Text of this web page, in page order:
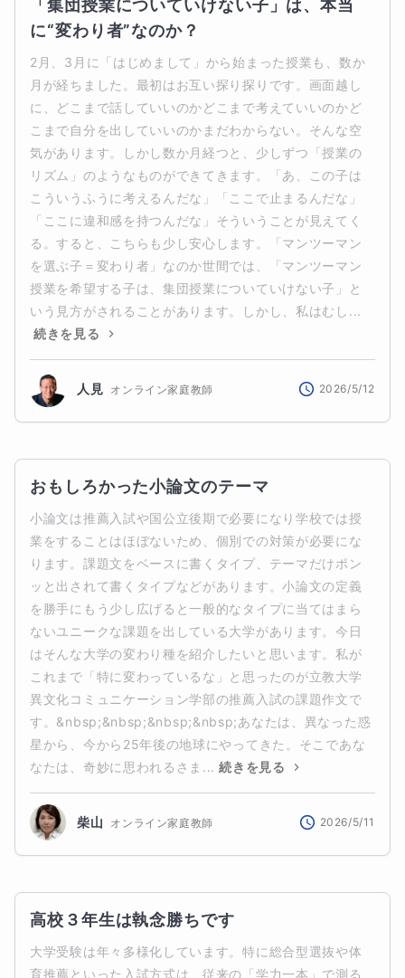
「集団授業についていけない子」は、本当
に“変わり者”なのか？
2月、3月に「はじめまして」から始まった授業も、数か
月が経ちました。最初はお互い探り探りです。画面越し
に、どこまで話していいのかどこまで考えていいのかど
こまで自分を出していいのかまだわからない。そんな空
気があります。しかし数か月経つと、少しずつ「授業の
リズム」のようなものができてきます。「あ、この子は
こういうふうに考えるんだな」「ここで止まるんだな」
「ここに違和感を持つんだな」そういうことが見えてく
る。すると、こちらも少し安心します。「マンツーマン
を選ぶ子＝変わり者」なのか世間では、「マンツーマン
授業を希望する子は、集団授業についていけない子」と
いう見方がされることがあります。しかし、私はむし...
続きを見る
人見 オンライン家庭教師 2026/5/12
おもしろかった小論文のテーマ
小論文は推薦入試や国公立後期で必要になり学校では授
業をすることはほぼないため、個別での対策が必要にな
ります。課題文をベースに書くタイプ、テーマだけポン
ッと出されて書くタイプなどがあります。小論文の定義
を勝手にもう少し広げると一般的なタイプに当てはまら
ないユニークな課題を出している大学があります。今日
はそんな大学の変わり種を紹介したいと思います。私が
これまで「特に変わっているな」と思ったのが立教大学
異文化コミュニケーション学部の推薦入試の課題作文で
す。&nbsp;&nbsp;&nbsp;&nbsp;あなたは、異なった惑
星から、今から25年後の地球にやってきた。そこであな
なたは、奇妙に思われるさま... 続きを見る
柴山 オンライン家庭教師 2026/5/11
高校３年生は執念勝ちです
大学受験は年々多様化しています。特に総合型選抜や体
育推薦といった入試方式は、従来の「学力一本」で測る